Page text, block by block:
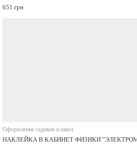
651 грн
Оформление садиков и школ
НАКЛЕЙКА В КАБИНЕТ ФИЗИКИ